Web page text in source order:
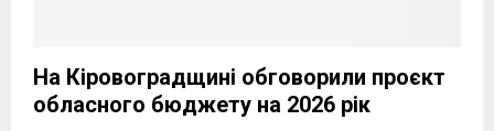
На Кіровоградщині обговорили проєкт
обласного бюджету на 2026 рік